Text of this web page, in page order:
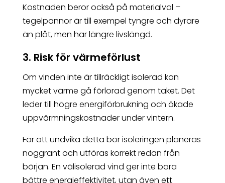
Kostnaden beror också på materialval –
tegelpannor är till exempel tyngre och dyrare
än plåt, men har längre livslängd.
3. Risk för värmeförlust
Om vinden inte är tillräckligt isolerad kan
mycket värme gå förlorad genom taket. Det
leder till högre energiförbrukning och ökade
uppvärmningskostnader under vintern.
För att undvika detta bör isoleringen planeras
noggrant och utföras korrekt redan från
början. En välisolerad vind ger inte bara
bättre energieffektivitet, utan även ett